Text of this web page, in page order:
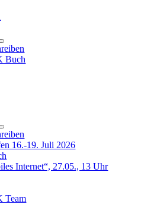
Buch
16.-19. Juli 2026
Internet“, 27.05., 13 Uhr
Team